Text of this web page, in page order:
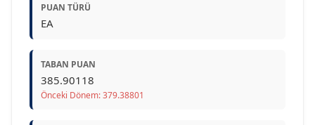
PUAN TÜRÜ
EA
TABAN PUAN
385.90118
Önceki Dönem: 379.38801